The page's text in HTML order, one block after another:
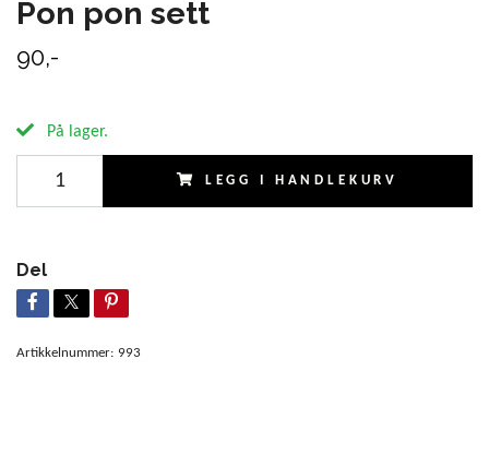
Pon pon sett
90,-
På lager.
LEGG I HANDLEKURV
Del
Artikkelnummer: 993